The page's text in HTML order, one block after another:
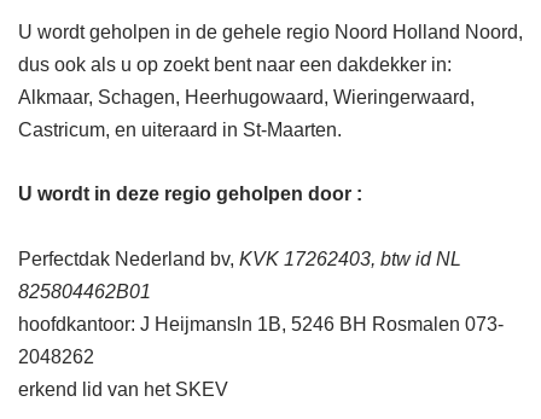
U wordt geholpen in de gehele regio Noord Holland Noord,
dus ook als u op zoekt bent naar een dakdekker in:
Alkmaar, Schagen, Heerhugowaard, Wieringerwaard,
Castricum, en uiteraard in St-Maarten.
U wordt in deze regio geholpen door :
Perfectdak Nederland bv, KVK 17262403, btw id NL
825804462B01
hoofdkantoor: J Heijmansln 1B, 5246 BH Rosmalen 073-
2048262
erkend lid van het SKEV